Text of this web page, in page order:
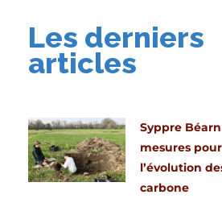
Les derniers
articles
Syppre
mesures
l’évolution
carbone